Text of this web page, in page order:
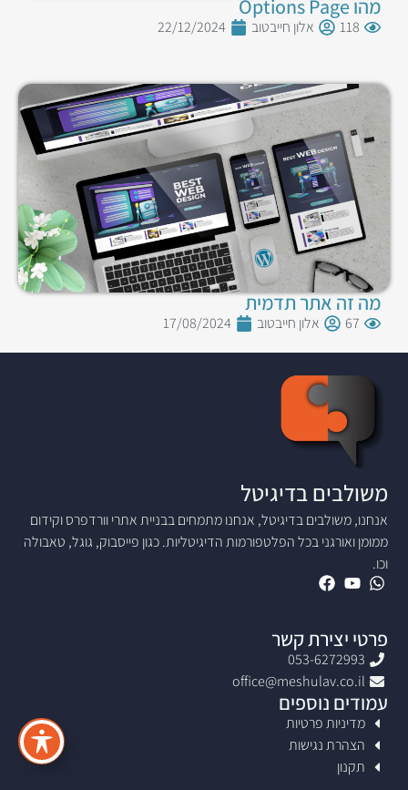
מהו Options Page
118 אלון חייבטוב 22/12/2024
מה זה אתר תדמית
67 אלון חייבטוב 17/08/2024
משולבים בדיגיטל
אנחנו, משולבים בדיגיטל, אנחנו מתמחים בבניית אתרי וורדפרס וקידום
ממומן ואורגני בכל הפלטפורמות הדיגיטליות. כגון פייסבוק, גוגל, טאבולה
וכו.
פרטי יצירת קשר
053-6272993
office@meshulav.co.il
עמודים נוספים
מדיניות פרטיות
הצהרת נגישות
תקנון